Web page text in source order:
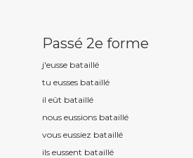
Passé 2e forme
j'eusse bataillé
tu eusses bataillé
il eût bataillé
nous eussions bataillé
vous eussiez bataillé
ils eussent bataillé